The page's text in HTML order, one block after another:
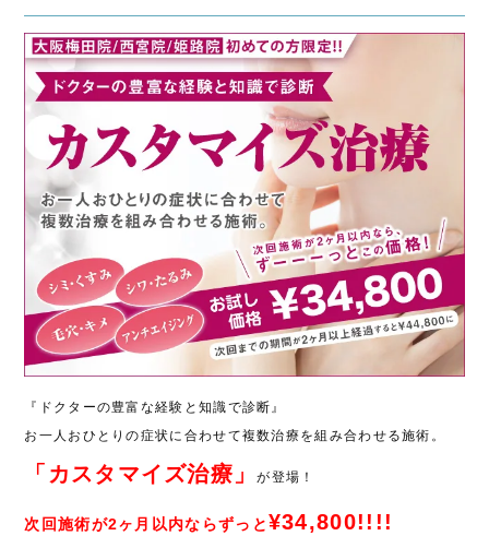
『ドクターの豊富な経験と知識で診断』
お一人おひとりの症状に合わせて複数治療を組み合わせる施術。
「カスタマイズ治療」が登場！
次回施術が2ヶ月以内ならずっと¥34,800!!!!